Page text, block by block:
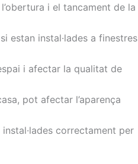
i el tancament de la
estan instal·lades a finestres
i afectar la qualitat de
pot afectar l’aparença
correctament per